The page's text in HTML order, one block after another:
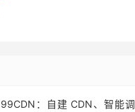
99CDN：自建 CDN、智能调